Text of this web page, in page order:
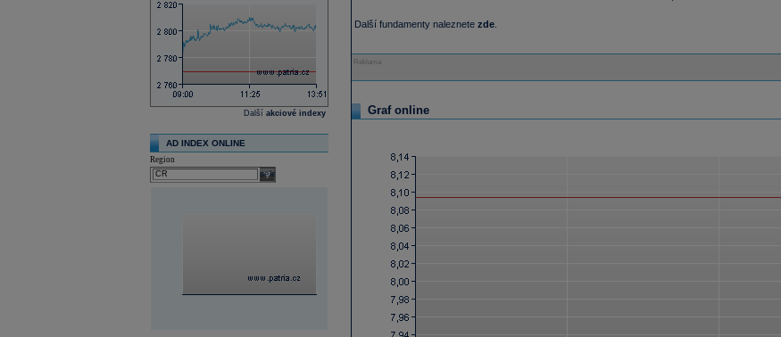
Další akciové indexy
AD INDEX ONLINE
Region
select
Další fundamenty naleznete zde.
Reklama
Graf online